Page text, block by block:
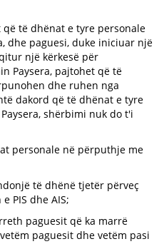
të dhënat e tyre personale
dhe paguesi, duke iniciuar një
një kërkesë për
Paysera, pajtohet që të
dhe ruhen nga
dakord që të dhënat e tyre
shërbimi nuk do t'i
personale në përputhje me
të dhënë tjetër përveç
PIS dhe AIS;
paguesit që ka marrë
paguesit dhe vetëm pasi